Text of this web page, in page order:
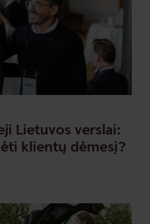
Lietuvos verslai:
klientų dėmesį?